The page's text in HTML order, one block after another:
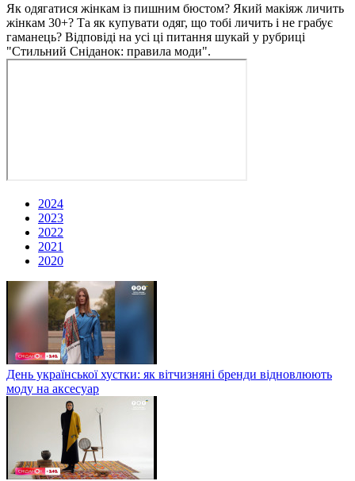
Як одягатися жінкам із пишним бюстом? Який макіяж личить
жінкам 30+? Та як купувати одяг, що тобі личить і не грабує
гаманець? Відповіді на усі ці питання шукай у рубриці
"Стильний Сніданок: правила моди".
2024
2023
2022
2021
2020
День української хустки: як вітчизняні бренди відновлюють
моду на аксесуар